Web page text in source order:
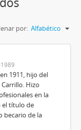
por: Alfabético
1911, hijo del
Hizo
en la
el título de
becario de la